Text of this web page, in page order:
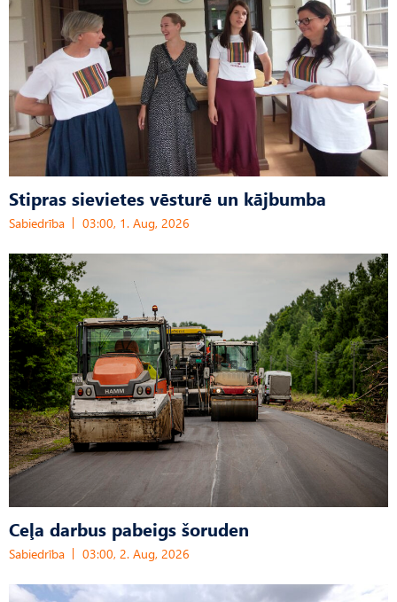
Stipras sievietes vēsturē un kājbumba
Sabiedrība 03:00, 1. Aug, 2026
Ceļa darbus pabeigs šoruden
Sabiedrība 03:00, 2. Aug, 2026